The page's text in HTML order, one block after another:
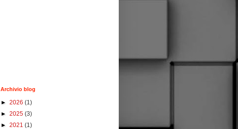
Archivio blog
► 2026 (1)
► 2025 (3)
► 2021 (1)